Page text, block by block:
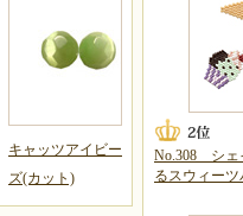
キャッツアイビー
ズ(カット)
No.308 シェ
るスウィー